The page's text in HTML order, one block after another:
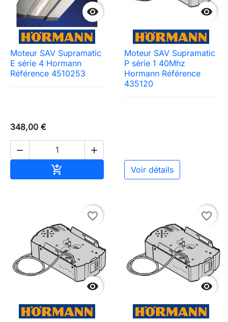

Moteur SAV Supramatic
E série 4 Hormann
Référence 4510253
348,00 €
 


Moteur SAV Supramatic
P série 1 40Mhz
Hormann Référence
435120
Voir détails

favorite_border

favorite_border